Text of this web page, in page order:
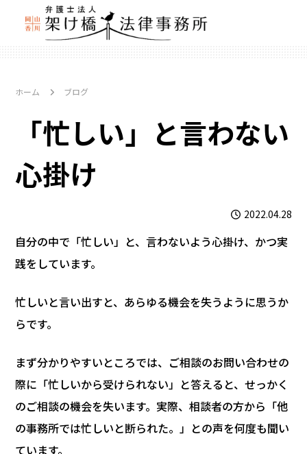
ホーム ブログ
「忙しい」と言わない
心掛け
2022.04.28
自分の中で「忙しい」と、言わないよう心掛け、かつ実
践をしています。
忙しいと言い出すと、あらゆる機会を失うように思うか
らです。
まず分かりやすいところでは、ご相談のお問い合わせの
際に「忙しいから受けられない」と答えると、せっかく
のご相談の機会を失います。実際、相談者の方から「他
の事務所では忙しいと断られた。」との声を何度も聞い
ています。